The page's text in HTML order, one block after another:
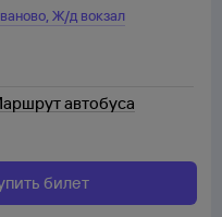
,Ж/д вокзал
автобуса
билет